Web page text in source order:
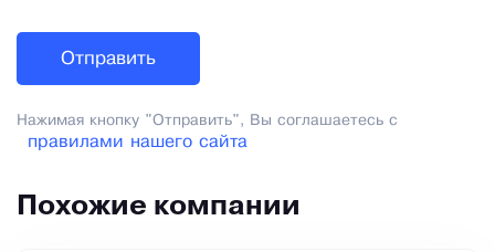
Нажимая кнопку "Отправить", Вы соглашаетесь с
правилами нашего сайта
Похожие компании